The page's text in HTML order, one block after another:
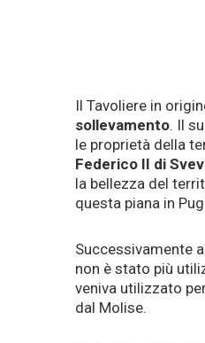
Il Tavoliere in
sollevamento. Il
le proprietà della
Federico II di
la bellezza del
questa piana in
Successivamente
non è stato più
veniva utilizzato
dal Molise.